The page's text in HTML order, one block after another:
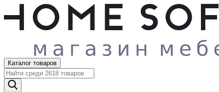
Каталог товаров